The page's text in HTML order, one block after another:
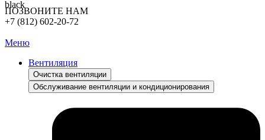
ПОЗВОНИТЕ НАМ
+7 (812) 602-20-72
Меню
Вентиляция
Очистка вентиляции
Обслуживание вентиляции и кондиционирования